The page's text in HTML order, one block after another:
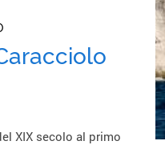
XIX secolo al primo